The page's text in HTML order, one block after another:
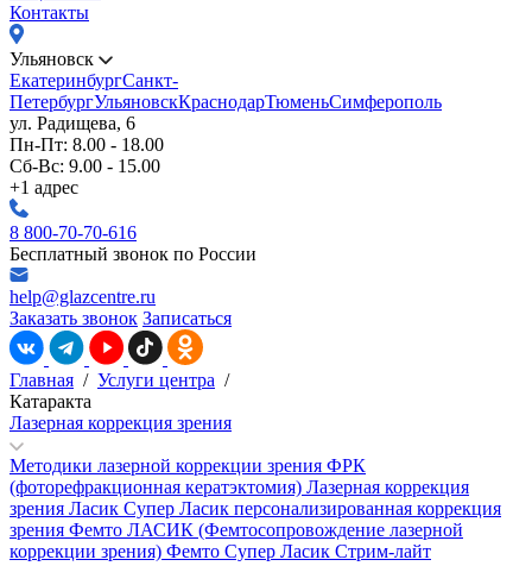
Контакты
Ульяновск
ЕкатеринбургСанкт-
ПетербургУльяновскКраснодарТюменьСимферополь
ул. Радищева, 6
Пн-Пт: 8.00 - 18.00
Сб-Вс: 9.00 - 15.00
+1 адрес
8 800-70-70-616
Бесплатный звонок по России
help@glazcentre.ru
Заказать звонок Записаться
Главная / Услуги центра /
Катаракта
Лазерная коррекция зрения
Методики лазерной коррекции зрения ФРК
(фоторефракционная кератэктомия) Лазерная коррекция
зрения Ласик Супер Ласик персонализированная коррекция
зрения Фемто ЛАСИК (Фемтосопровождение лазерной
коррекции зрения) Фемто Супер Ласик Стрим-лайт